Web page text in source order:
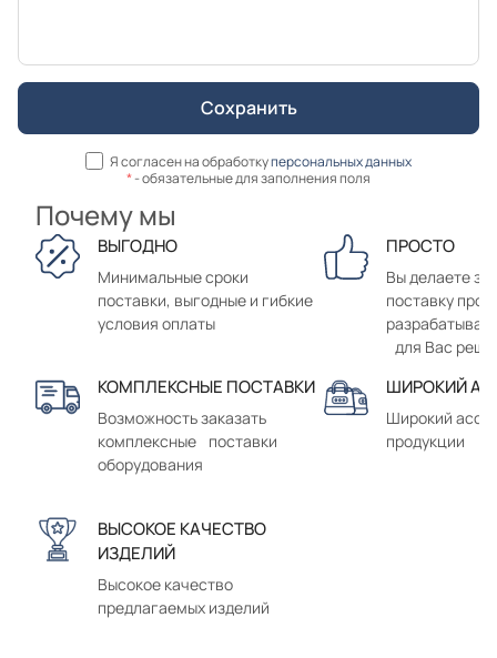
Я согласен на обработкуперсональных данных
*- обязательные для заполнения поля
Почему мы
ВЫГОДНО
Минимальные сроки
поставки, выгодные и гибкие
условия оплаты
ПРОСТО
Вы делаете
поставку
для Вас
КОМПЛЕКСНЫЕ ПОСТАВКИ
Возможность заказать
комплексные поставки
оборудования
ШИРОКИЙ
Широкий
продукции
ВЫСОКОЕ КАЧЕСТВО
ИЗДЕЛИЙ
Высокое качество
предлагаемых изделий